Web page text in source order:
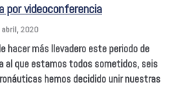
por videoconferencia
abril, 2020
hacer más llevadero este periodo de
al que estamos todos sometidos, seis
hemos decidido unir nuestras